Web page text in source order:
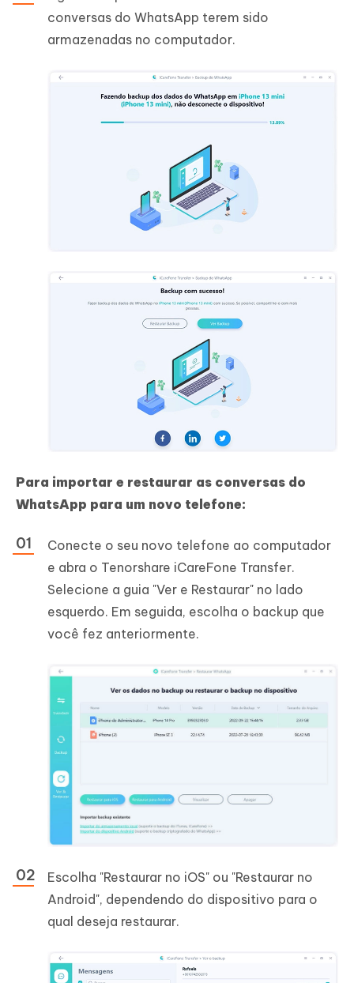
conversas do WhatsApp terem sido
armazenadas no computador.
Para importar e restaurar as conversas do
WhatsApp para um novo telefone:
Conecte o seu novo telefone ao computador
e abra o Tenorshare iCareFone Transfer.
Selecione a guia "Ver e Restaurar" no lado
esquerdo. Em seguida, escolha o backup que
você fez anteriormente.
Escolha "Restaurar no iOS" ou "Restaurar no
Android", dependendo do dispositivo para o
qual deseja restaurar.